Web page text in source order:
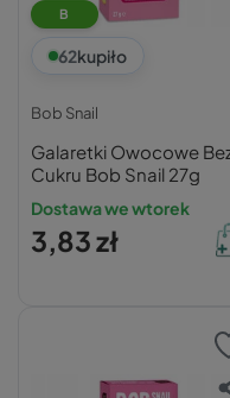
B
62kupiło
Bob Snail
Galaretki Owocowe
Cukru Bob Snail 27g
Dostawa we wtorek
3,83 zł